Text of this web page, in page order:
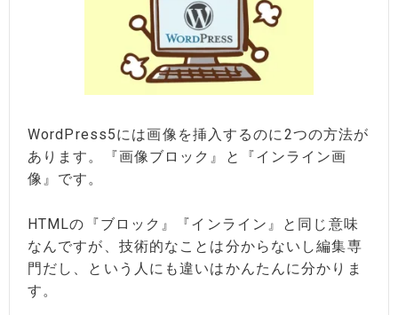
WordPress5には画像を挿入するのに2つの方法が
あります。『画像ブロック』と『インライン画
像』です。
HTMLの『ブロック』『インライン』と同じ意味
なんですが、技術的なことは分からないし編集専
門だし、という人にも違いはかんたんに分かりま
す。